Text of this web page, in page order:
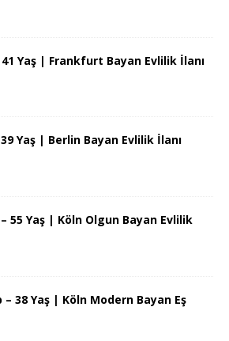
Yaş | Frankfurt Bayan Evlilik İlanı
Yaş | Berlin Bayan Evlilik İlanı
55 Yaş | Köln Olgun Bayan Evlilik
– 38 Yaş | Köln Modern Bayan Eş